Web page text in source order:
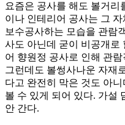
요즘은 공사를 해도 볼거리
이나 인테리어 공사는 그
보수공사하는 모습을 관람
사도 아닌데 굳이 비공개로
어 향원정 공사로 인해 관
그런데도 볼썽사나운 자재
다고 완전히 막은 것도 아
볼 수 있게 되어 있다. 가설
안 간다.